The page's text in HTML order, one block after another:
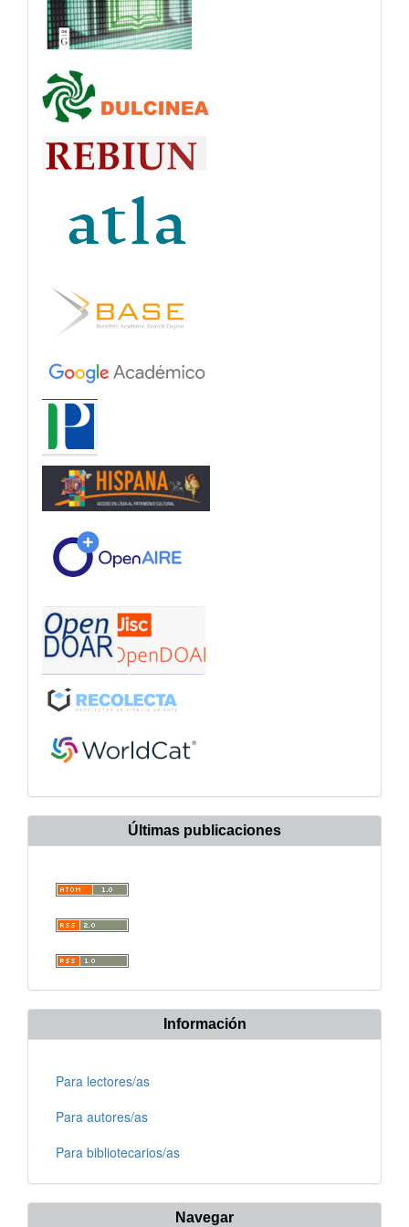
Últimas publicaciones
Información
Para lectores/as
Para autores/as
Para bibliotecarios/as
Navegar